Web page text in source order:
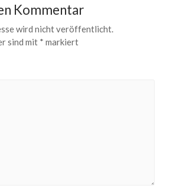
Kommentar
wird nicht veröffentlicht.
sind mit * markiert